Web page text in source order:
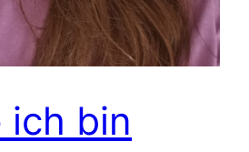
ich bin